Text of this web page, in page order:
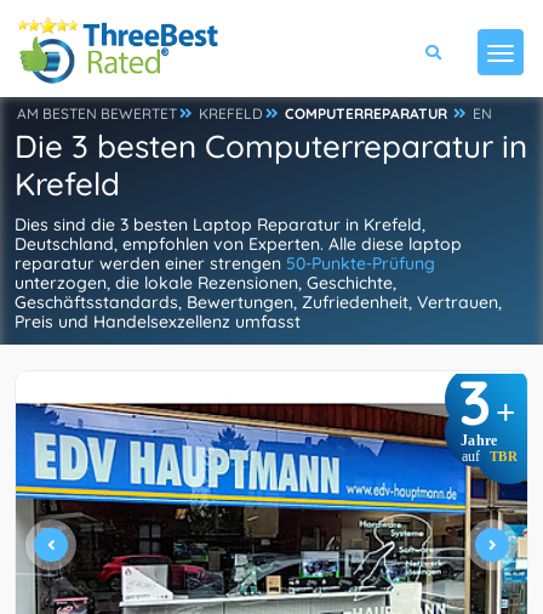
AM BESTEN BEWERTET KREFELD COMPUTERREPARATUR EN
Die 3 besten Computerreparatur in
Krefeld
Dies sind die 3 besten Laptop Reparatur in Krefeld,
Deutschland, empfohlen von Experten. Alle diese laptop
reparatur werden einer strengen 50-Punkte-Prüfung
unterzogen, die lokale Rezensionen, Geschichte,
Geschäftsstandards, Bewertungen, Zufriedenheit, Vertrauen,
Preis und Handelsexzellenz umfasst
3+
Jahre
auf TBR